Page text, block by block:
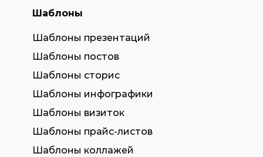
Шаблоны
Шаблоны презентаций
Шаблоны постов
Шаблоны сторис
Шаблоны инфографики
Шаблоны визиток
Шаблоны прайс-листов
Шаблоны коллажей